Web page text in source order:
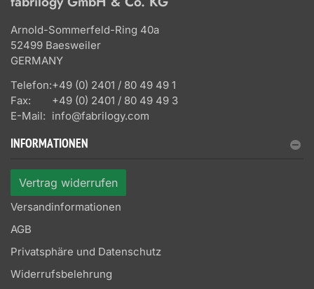
Arnold-Sommerfeld-Ring 40a
52499 Baesweiler
GERMANY
Telefon:+49 (0) 2401 / 80 49 49 1
Fax:
+49 (0) 2401 / 80 49 49 3
E-Mail: info@fabrilogy.com
INFORMATIONEN
Vertrag widerrufen
Versandinformationen
AGB
Privatsphäre und Datenschutz
Widerrufsbelehrung